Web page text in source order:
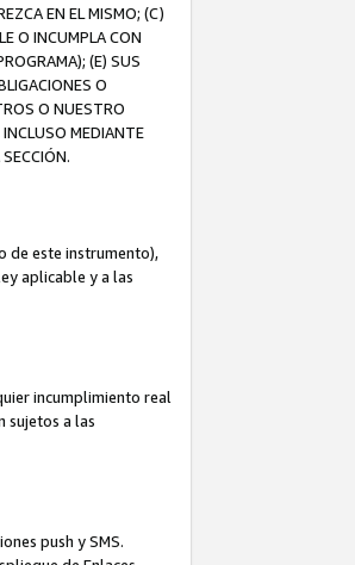
EN EL MISMO; (C)
O INCUMPLA CON
(E) SUS
O
O NUESTRO
INCLUSO MEDIANTE
de este instrumento),
aplicable y a las
incumplimiento real
sujetos a las
push y SMS.